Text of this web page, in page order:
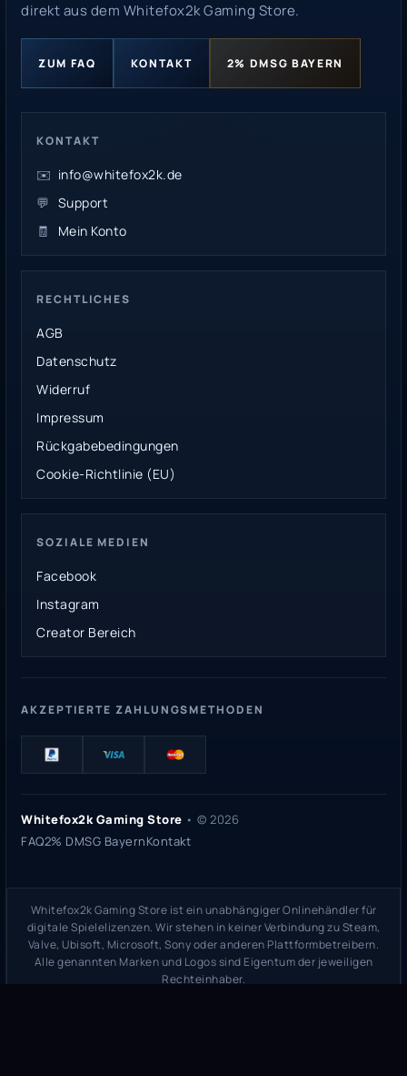
direkt aus dem Whitefox2k Gaming Store.
ZUM FAQ KONTAKT 2% DMSG BAYERN
KONTAKT
✉️ info@whitefox2k.de
💬 Support
🧾
Mein Konto
RECHTLICHES
AGB
Datenschutz
Widerruf
Impressum
Rückgabebedingungen
Cookie-Richtlinie (EU)
SOZIALE MEDIEN
Facebook
Instagram
Creator Bereich
AKZEPTIERTE ZAHLUNGSMETHODEN
Whitefox2k Gaming Store • © 2026
FAQ2% DMSG BayernKontakt
Whitefox2k Gaming Store ist ein unabhängiger Onlinehändler für
digitale Spielelizenzen. Wir stehen in keiner Verbindung zu Steam,
Valve, Ubisoft, Microsoft, Sony oder anderen Plattformbetreibern.
Alle genannten Marken und Logos sind Eigentum der jeweiligen
Rechteinhaber.